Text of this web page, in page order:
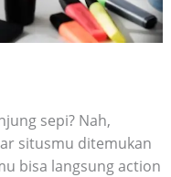
sepi? Nah,
situsmu ditemukan
bisa langsung action